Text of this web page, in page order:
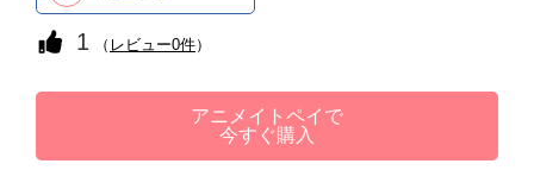
1 （ レビュー0件）
アニメイトペイで
今すぐ購入